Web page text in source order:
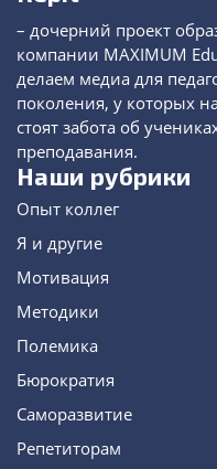
– дочерний проект
компании MAXIMUM
делаем медиа для
поколения, у которых
стоят забота об
преподавания.
Наши рубрики
Опыт коллег
Я и другие
Мотивация
Методики
Полемика
Бюрократия
Саморазвитие
Репетиторам